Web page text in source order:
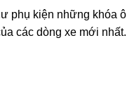
phụ kiện những khóa ô
các dòng xe mới nhất.